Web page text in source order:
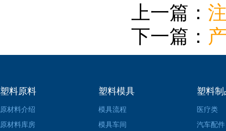
上一篇：
下一篇：
塑料原料
原材料介绍
原材料库房
塑料模具
模具流程
模具车间
塑料制
医疗类
汽车配件